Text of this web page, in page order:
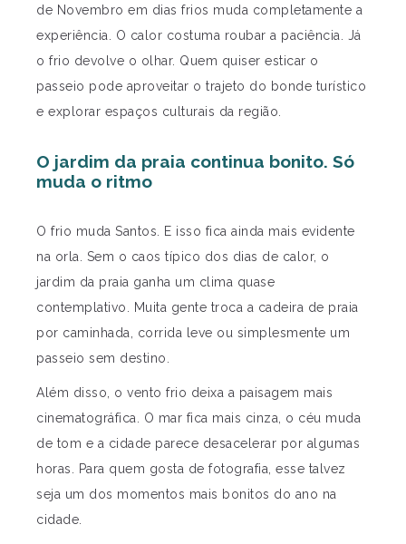
de Novembro em dias frios muda completamente a
experiência. O calor costuma roubar a paciência. Já
o frio devolve o olhar. Quem quiser esticar o
passeio pode aproveitar o trajeto do bonde turístico
e explorar espaços culturais da região.
O jardim da praia continua bonito. Só
muda o ritmo
O frio muda Santos. E isso fica ainda mais evidente
na orla. Sem o caos típico dos dias de calor, o
jardim da praia ganha um clima quase
contemplativo. Muita gente troca a cadeira de praia
por caminhada, corrida leve ou simplesmente um
passeio sem destino.
Além disso, o vento frio deixa a paisagem mais
cinematográfica. O mar fica mais cinza, o céu muda
de tom e a cidade parece desacelerar por algumas
horas.
Para quem gosta de fotografia, esse talvez
seja um dos momentos mais bonitos do ano na
cidade.